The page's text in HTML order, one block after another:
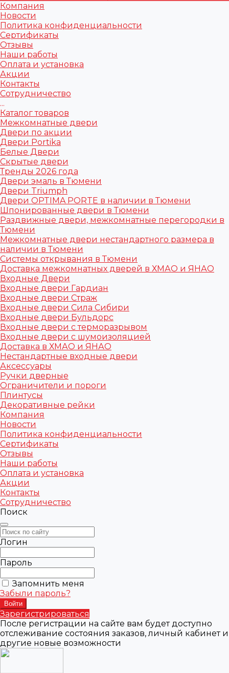
Компания
Новости
Политика конфиденциальности
Сертификаты
Отзывы
Наши работы
Оплата и установка
Акции
Контакты
Сотрудничество
...
Каталог товаров
Межкомнатные двери
Двери по акции
Двери Portika
Белые Двери
Скрытые двери
Тренды 2026 года
Двери эмаль в Тюмени
Двери Triumph
Двери OPTIMA PORTE в наличии в Тюмени
Шпонированные двери в Тюмени
Раздвижные двери, межкомнатные перегородки в
Тюмени
Межкомнатные двери нестандартного размера в
наличии в Тюмени
Системы открывания в Тюмени
Доставка межкомнатных дверей в ХМАО и ЯНАО
Входные Двери
Входные двери Гардиан
Входные двери Страж
Входные двери Сила Сибири
Входные двери Бульдорс
Входные двери с терморазрывом
Входные двери с шумоизоляцией
Доставка в ХМАО и ЯНАО
Нестандартные входные двери
Аксессуары
Ручки дверные
Ограничители и пороги
Плинтусы
Декоративные рейки
Компания
Новости
Политика конфиденциальности
Сертификаты
Отзывы
Наши работы
Оплата и установка
Акции
Контакты
Сотрудничество
Поиск
Логин
Пароль
Запомнить меня
Забыли пароль?
Зарегистрироваться
После регистрации на сайте вам будет доступно
отслеживание состояния заказов, личный кабинет и
другие новые возможности